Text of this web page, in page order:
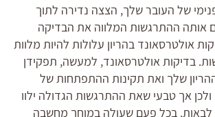
של העובר שלך, הצצה נדירה לתוך
אותה ההתרגשות המלווה את הבדיקה
אולטרסאונד בהריון עלולות להיות מלוות
בדיקות אולטרסאונד, למעשה, תפקידן
שלך ואת תקינות ההתפתחות של
אך טבעי שאת ההתרגשות הגדולה ילוו
לבאות. בכל פעם שעולה במוחך מחשבה